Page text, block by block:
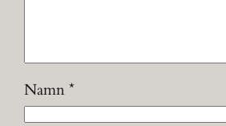
Namn*